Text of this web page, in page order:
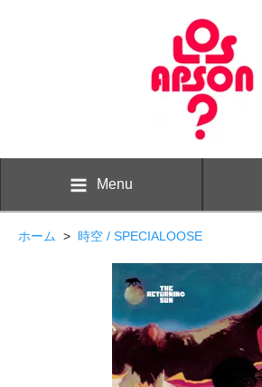
Menu
ホーム > 時空 / SPECIALOOSE